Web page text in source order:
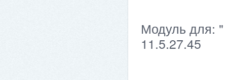
Модуль для: "
11.5.27.45